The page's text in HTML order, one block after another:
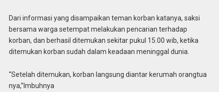
Dari informasi yang disampaikan teman korban katanya, saksi
bersama warga setempat melakukan pencarian terhadap
korban, dan berhasil ditemukan sekitar pukul 15.00 wib, ketika
ditemukan korban sudah dalam keadaan meninggal dunia.
“Setelah ditemukan, korban langsung diantar kerumah orangtua
nya,”Imbuhnya